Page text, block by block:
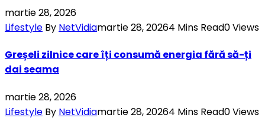
martie 28, 2026
Lifestyle By NetVidiamartie 28, 20264 Mins Read0Views
Greșeli zilnice care îți consumă energia fără să-ți
dai seama
martie 28, 2026
Lifestyle By NetVidiamartie 28, 20264 Mins Read0Views